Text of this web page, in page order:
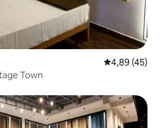
Средна
4,89 (45)
Town